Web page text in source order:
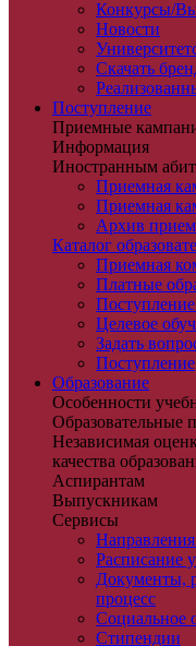
Конкурсы/
Новости
Скачать
Поступление
Приемные
Информация
Иностранным
Приемная
Приемная
Архив
Каталог
Приемная
Платные
Целевое
Задать
Поступление
Образование
Особенности
Образовательные
Независимая
качества
Аспирантам
Выпускникам
Сервисы
Расписание
Документы,
процесс
Социальное
Стипендии